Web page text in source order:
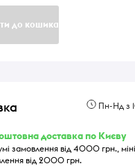
до кошика
Пн-Нд з
доставка по Києву
замовлення від 4000 грн.,
від 2000 грн.